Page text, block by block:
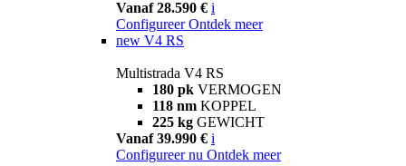
Vanaf 28.590 € i
Configureer Ontdek meer
new V4 RS
Multistrada V4 RS
180 pk VERMOGEN
118 nm KOPPEL
225 kg GEWICHT
Vanaf 39.990 € i
Configureer nu Ontdek meer